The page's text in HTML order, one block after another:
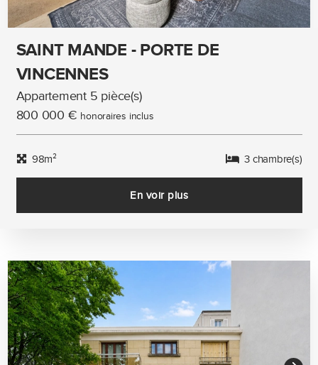
SAINT MANDE - PORTE DE
VINCENNES
Appartement 5 pièce(s)
800 000 € honoraires inclus
98m² 3 chambre(s)
En voir plus